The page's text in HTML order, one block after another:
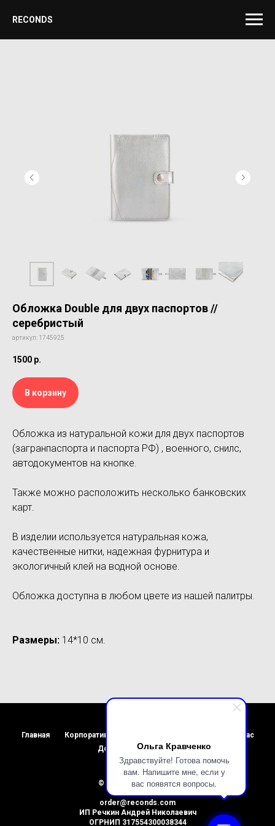
Ольга Кравченко
Здравствуйте! Готова помочь
вам. Напишите мне, если у
вас появятся вопросы.
RECONDS
Обложка Double для двух паспортов //
серебристый
артикул: 1745925
1500 р.
В корзину
Обложка из натуральной кожи для двух паспортов
(загранпаспорта и паспорта РФ) , военного, снилс,
автодокументов на кнопке.
Также можно расположить несколько банковских
карт.
В изделии используется натуральная кожа,
качественные нитки, надежная фурнитура и
экологичный клей на водной основе.
Обложка доступна в любом цвете из нашей палитры.
Размеры: 14*10 см.
Главная Корпоративным клиентам
О нас
Доставка
ОптЛист
© 2015-2026 Reconds
+7 999 459 2202
order@reconds.com
ИП Речкин Андрей Николаевич
ОГРНИП 317554300038344